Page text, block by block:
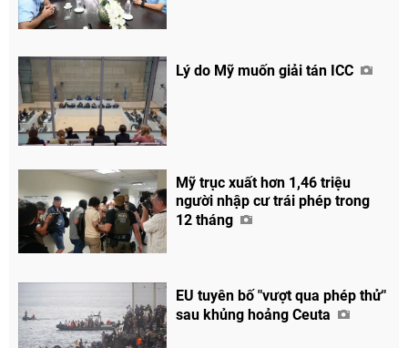
Lý do Mỹ muốn giải tán ICC
Mỹ trục xuất hơn 1,46 triệu
người nhập cư trái phép trong
12 tháng
EU tuyên bố "vượt qua phép thử"
sau khủng hoảng Ceuta